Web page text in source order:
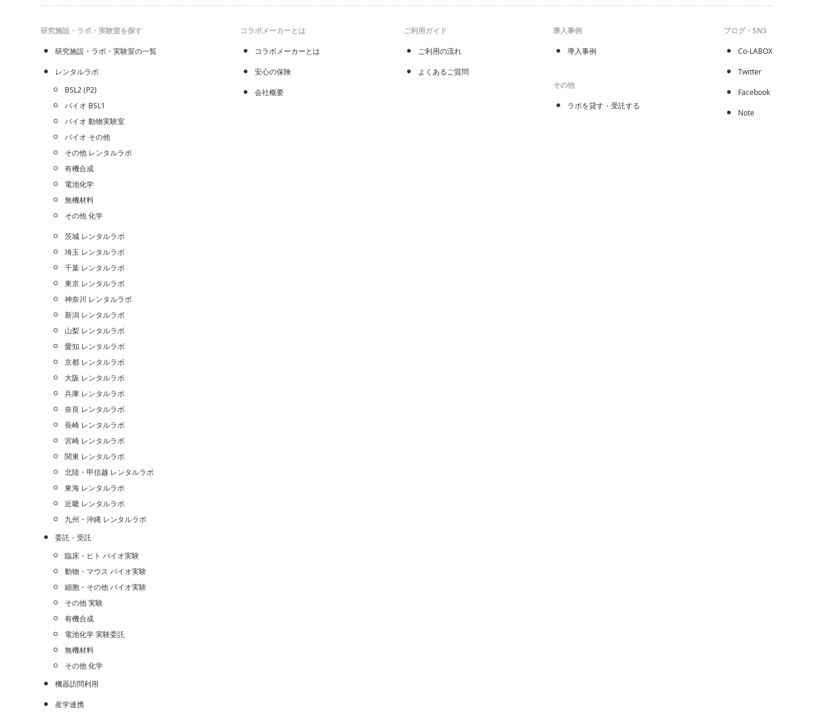
研究施設・ラボ・実験室を探す
研究施設・ラボ・実験室の一覧
レンタルラボ
BSL2 (P2)
バイオ BSL1
バイオ 動物実験室
バイオ その他
その他 レンタルラボ
有機合成
電池化学
無機材料
その他 化学
茨城 レンタルラボ
埼玉 レンタルラボ
千葉 レンタルラボ
東京 レンタルラボ
神奈川 レンタルラボ
新潟 レンタルラボ
山梨 レンタルラボ
愛知 レンタルラボ
京都 レンタルラボ
大阪 レンタルラボ
兵庫 レンタルラボ
奈良 レンタルラボ
長崎 レンタルラボ
宮崎 レンタルラボ
関東 レンタルラボ
北陸・甲信越 レンタルラボ
東海 レンタルラボ
近畿 レンタルラボ
九州・沖縄 レンタルラボ
委託・受託
臨床・ヒト バイオ実験
動物・マウス バイオ実験
細胞・その他 バイオ実験
その他 実験
有機合成
電池化学 実験委託
無機材料
その他 化学
機器訪問利用
産学連携
コラボメーカーとは
コラボメーカーとは
安心の保険
会社概要
ご利用ガイド
ご利用の流れ
よくあるご質問
導入事例
導入事例
その他
ラボを貸す・受託する
ブログ・SNS
Co-LABOX
Twitter
Facebook
Note